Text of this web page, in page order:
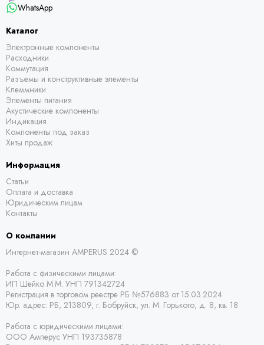
WhatsApp
Каталог
Электронные компоненты
Расходники
Коммутация
Разъемы и конструктивные элементы
Клеммники
Элементы питания
Акустические компоненты
Индикация
Компоненты под заказ
Хиты продаж
Информация
Статьи
Оплата и доставка
Юридическим лицам
Контакты
О компании
Интернет-магазин AMPERUS 2024 ©
Работа с физическими лицами:
ИП Шейко М.М. УНП 791342724
Регистрация в торговом реестре РБ №576883 от 15.03.2024
Юр. адрес: РБ, 213809, г. Бобруйск, ул. М. Горького, д. 8, кв. 18
Работа с юридическими лицами:
ООО Амперус УНП 193735878